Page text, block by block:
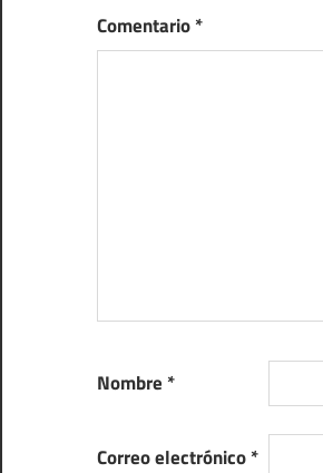
Comentario*
Nombre *
Correo electrónico*